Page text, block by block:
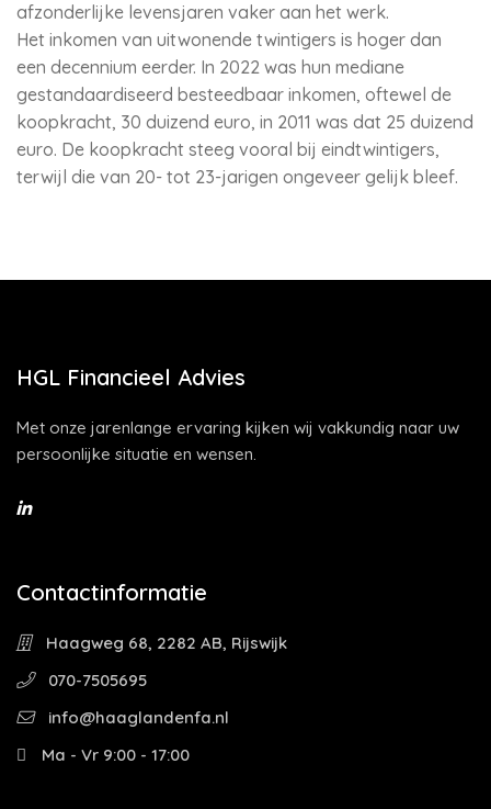
afzonderlijke levensjaren vaker aan het werk.
Het inkomen van uitwonende twintigers is hoger dan
een decennium eerder. In 2022 was hun mediane
gestandaardiseerd besteedbaar inkomen, oftewel de
koopkracht, 30 duizend euro, in 2011 was dat 25 duizend
euro. De koopkracht steeg vooral bij eindtwintigers,
terwijl die van 20- tot 23-jarigen ongeveer gelijk bleef.
HGL Financieel Advies
Met onze jarenlange ervaring kijken wij vakkundig naar uw
persoonlijke situatie en wensen.
Contactinformatie
Haagweg 68, 2282 AB, Rijswijk
070-7505695
info@haaglandenfa.nl
Ma - Vr 9:00 - 17:00